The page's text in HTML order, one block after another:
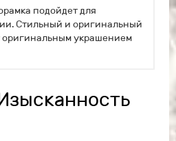
подойдет для
Стильный и оригинальный
оригинальным украшением